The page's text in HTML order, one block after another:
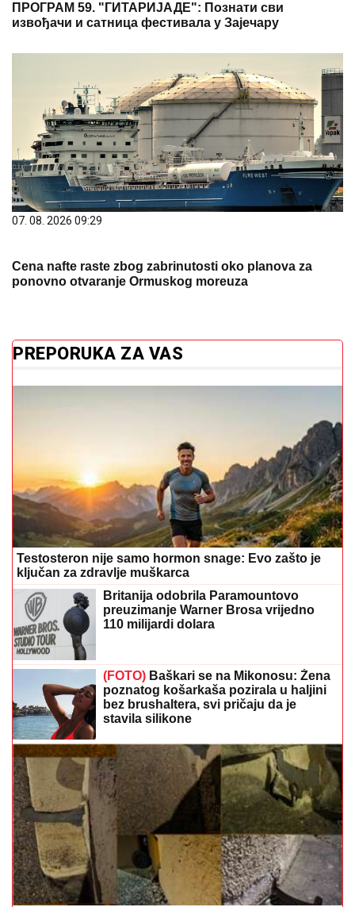
ПРОГРАМ 59. "ГИТАРИЈАДЕ": Познати сви
извођачи и сатница фестивала у Зајечару
07. 08. 2026 09:29
Cena nafte raste zbog zabrinutosti oko planova za
ponovno otvaranje Ormuskog moreuza
PREPORUKA ZA VAS
Testosteron nije samo hormon snage: Evo zašto je
ključan za zdravlje muškarca
Britanija odobrila Paramountovo
preuzimanje Warner Brosa vrijedno
110 milijardi dolara
(FOTO) Baškari se na Mikonosu: Žena
poznatog košarkaša pozirala u haljini
bez brushaltera, svi pričaju da je
stavila silikone